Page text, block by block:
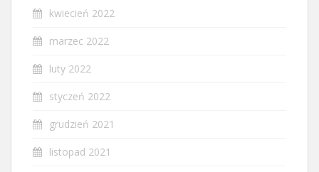
kwiecień 2022
marzec 2022
luty 2022
styczeń 2022
grudzień 2021
listopad 2021